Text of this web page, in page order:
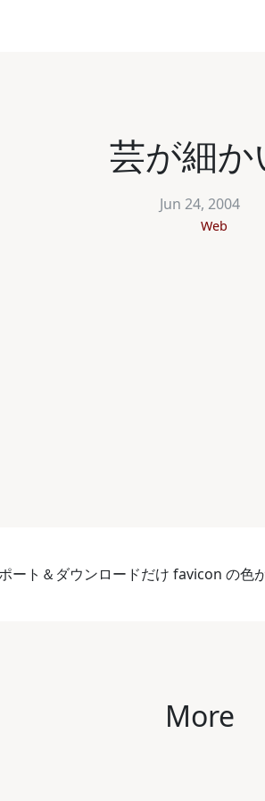
芸が細か
Jun 24, 2004
Web
ート＆ダウンロードだけ favicon の色
More